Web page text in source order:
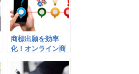
商標出願を効率
化！オンライン商
能」活用術